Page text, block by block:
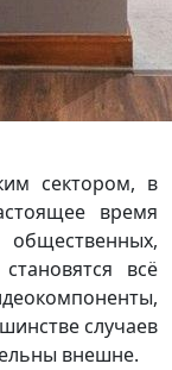
сектором, в
время
всё
случаев
внешне.